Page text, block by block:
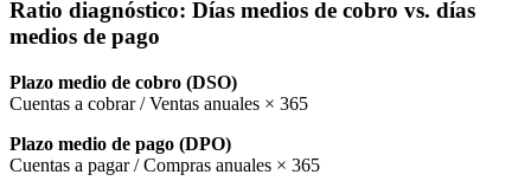
Ratio diagnóstico: Días medios de cobro vs. días
medios de pago
Plazo medio de cobro (DSO)
Cuentas a cobrar / Ventas anuales × 365
Plazo medio de pago (DPO)
Cuentas a pagar / Compras anuales × 365